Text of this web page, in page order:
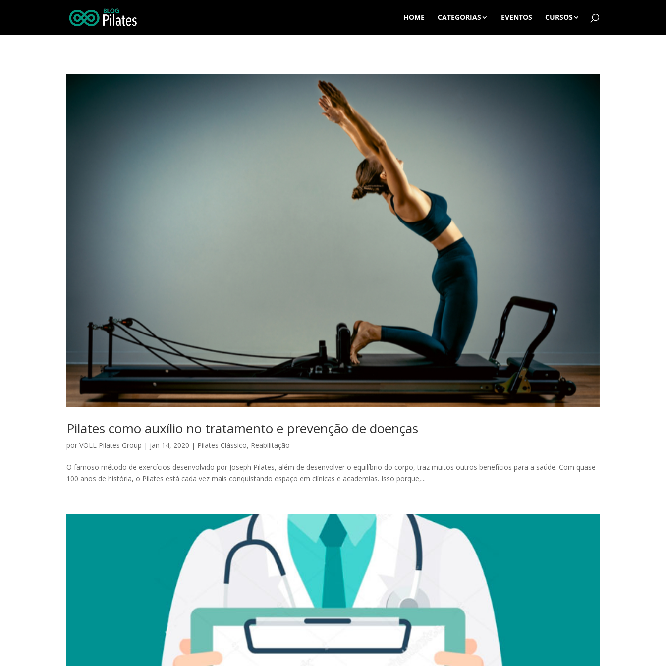
HOME CATEGORIAS EVENTOS CURSOS
Pilates como auxílio no tratamento e prevenção de doenças
porVOLL Pilates Group | jan 14, 2020 | Pilates Clássico, Reabilitação
O famoso método de exercícios desenvolvido por Joseph Pilates, além de desenvolver o equilíbrio do corpo, traz muitos outros benefícios para a saúde. Com quase
100 anos de história, o Pilates está cada vez mais conquistando espaço em clínicas e academias. Isso porque,...